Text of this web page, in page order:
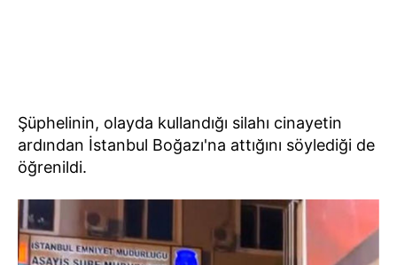
Şüphelinin, olayda kullandığı silahı cinayetin
ardından İstanbul Boğazı'na attığını söylediği de
öğrenildi.